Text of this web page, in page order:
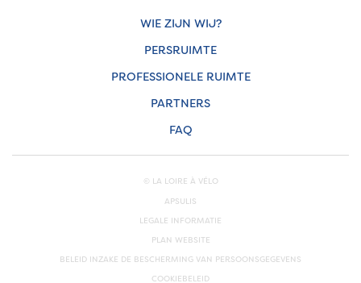
WIE ZIJN WIJ?
PERSRUIMTE
PROFESSIONELE RUIMTE
PARTNERS
FAQ
© LA LOIRE À VÉLO
APSULIS
LEGALE INFORMATIE
PLAN WEBSITE
BELEID INZAKE DE BESCHERMING VAN PERSOONSGEGEVENS
COOKIEBELEID